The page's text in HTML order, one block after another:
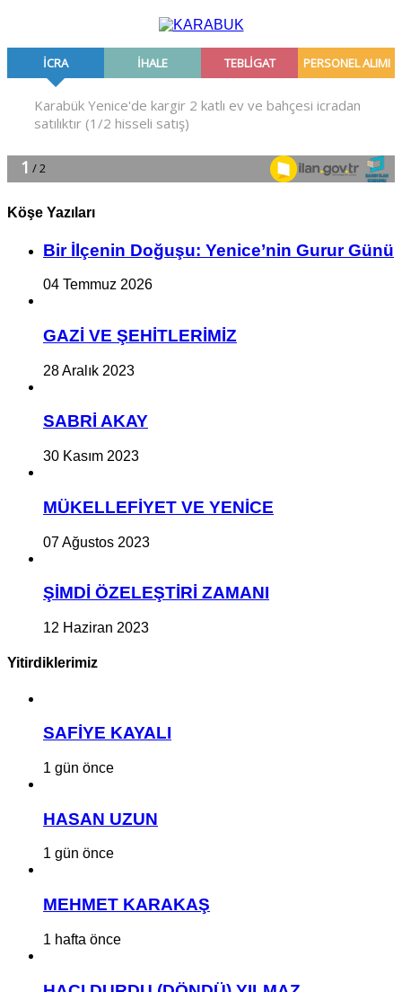
Köşe Yazıları
Bir İlçe­nin Do­ğu­şu: Ye­ni­ce’nin Gurur Günü
04 Temmuz 2026
GAZİ VE ŞEHİTLERİMİZ
28 Aralık 2023
SABRİ AKAY
30 Kasım 2023
MÜKELLEFİYET VE YENİCE
07 Ağustos 2023
ŞİMDİ ÖZELEŞTİRİ ZAMANI
12 Haziran 2023
Yitirdiklerimiz
SAFİYE KAYALI
1 gün önce
HASAN UZUN
1 gün önce
MEHMET KARAKAŞ
1 hafta önce